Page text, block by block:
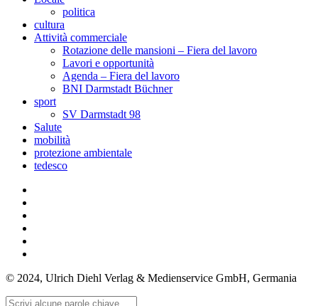
politica
cultura
Attività commerciale
Rotazione delle mansioni – Fiera del lavoro
Lavori e opportunità
Agenda – Fiera del lavoro
BNI Darmstadt Büchner
sport
SV Darmstadt 98
Salute
mobilità
protezione ambientale
tedesco
© 2024, Ulrich Diehl Verlag & Medienservice GmbH, Germania